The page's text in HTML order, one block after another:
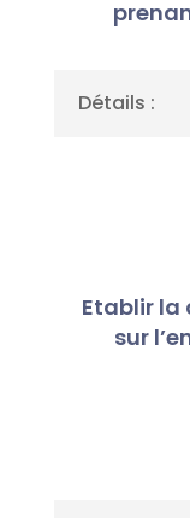
Détails :
Etablir
sur